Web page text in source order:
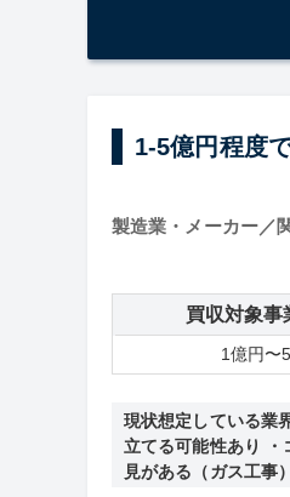
1-5億円程度
製造業・メーカー／
買収対象事
1億円〜
現状想定している業
立てる可能性あり
見がある（ガス工事